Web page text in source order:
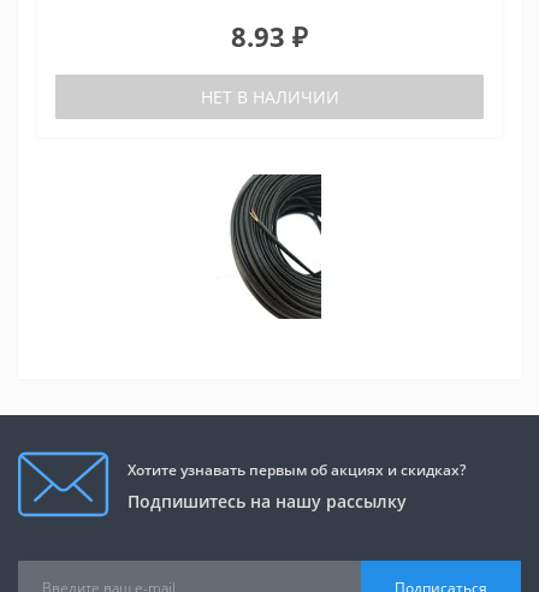
8.93 ₽
НЕТ В НАЛИЧИИ
Хотите узнавать первым об акциях и скидках?
Подпишитесь на нашу рассылку
Подписаться